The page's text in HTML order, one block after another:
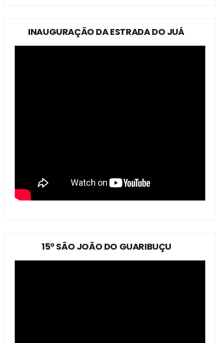
INAUGURAÇÃO DA ESTRADA DO JUÁ
15º SÃO JOÃO DO GUARIBUÇU